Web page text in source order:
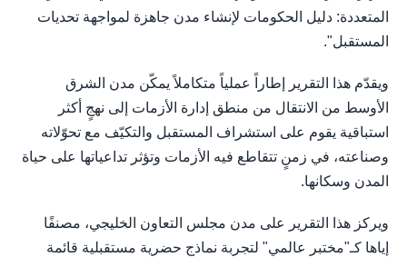
المتعددة: دليل الحكومات لإنشاء مدن جاهزة لمواجهة تحديات
المستقبل".
ويقدّم هذا التقرير إطاراً عملياً متكاملاً يمكّن مدن الشرق
الأوسط من الانتقال من منطق إدارة الأزمات إلى نهجٍ أكثر
استباقية يقوم على استشراف المستقبل والتكيّف مع تحوّلاته
وصناعته، في زمنٍ تتقاطع فيه الأزمات وتؤثر تداعياتها على حياة
المدن وسكانها.
ويركز هذا التقرير على مدن مجلس التعاون الخليجي، مصنفًا
إياها كـ"مختبر عالمي" لتجربة نماذج حضرية مستقبلية قائمة